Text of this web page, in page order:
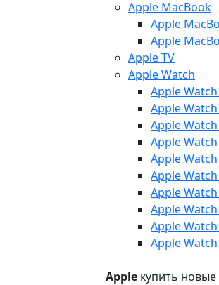
Apple MacBook
Apple
Apple
Apple TV
Apple Watch
Apple Watch
Apple Watch
Apple Watch
Apple Watch
Apple Watch
Apple Watch
Apple Watch
Apple Watch
Apple Watch
Apple
Apple купить